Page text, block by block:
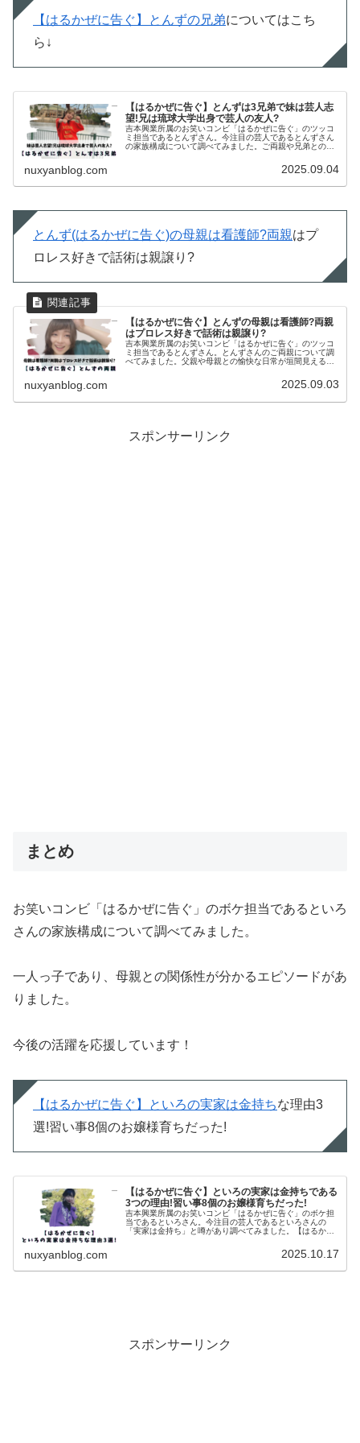
【はるかぜに告ぐ】とんずの兄弟についてはこち
ら↓
【はるかぜに告ぐ】とんずは3兄弟で妹は芸人志
望!兄は琉球大学出身で芸人の友人?
吉本興業所属のお笑いコンビ「はるかぜに告ぐ」のツッコ
ミ担当であるとんずさん。今注目の芸人であるとんずさん
の家族構成について調べてみました。ご両親や兄弟との関
nuxyanblog.com 2025.09.04
とんず(はるかぜに告ぐ)の母親は看護師?両親はプ
ロレス好きで話術は親譲り?
【はるかぜに告ぐ】とんずの母親は看護師?両親
はプロレス好きで話術は親譲り?
吉本興業所属のお笑いコンビ「はるかぜに告ぐ」のツッコ
ミ担当であるとんずさん。とんずさんのご両親について調
べてみました。父親や母親との愉快な日常が垣間見えるエ
nuxyanblog.com 2025.09.03
スポンサーリンク
まとめ
お笑いコンビ「はるかぜに告ぐ」のボケ担当であるといろ
さんの家族構成について調べてみました。
一人っ子であり、母親との関係性が分かるエピソードがあ
りました。
今後の活躍を応援しています！
【はるかぜに告ぐ】といろの実家は金持ちな理由3
選!習い事8個のお嬢様育ちだった!
【はるかぜに告ぐ】といろの実家は金持ちである
3つの理由!習い事8個のお嬢様育ちだった!
吉本興業所属のお笑いコンビ「はるかぜに告ぐ」のボケ担
当であるといろさん。今注目の芸人であるといろさんの
「実家は金持ち」と噂があり調べてみました。【はるかぜ
nuxyanblog.com 2025.10.17
スポンサーリンク